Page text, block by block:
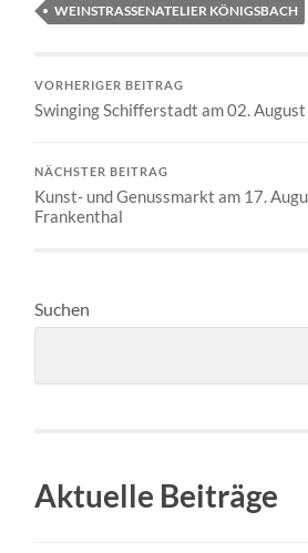
WEINSTRASSENATELIER KÖNIGSBACH
VORHERIGER BEITRAG
Swinging Schifferstadt am 02.
NÄCHSTER BEITRAG
Kunst- und Genussmarkt am 17.
Frankenthal
Suchen
Aktuelle Beiträge